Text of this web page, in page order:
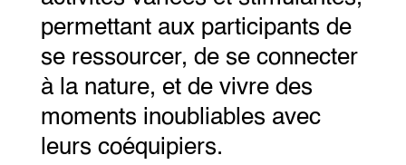
permettant aux participants de
se ressourcer, de se connecter
à la nature, et de vivre des
moments inoubliables avec
leurs coéquipiers.